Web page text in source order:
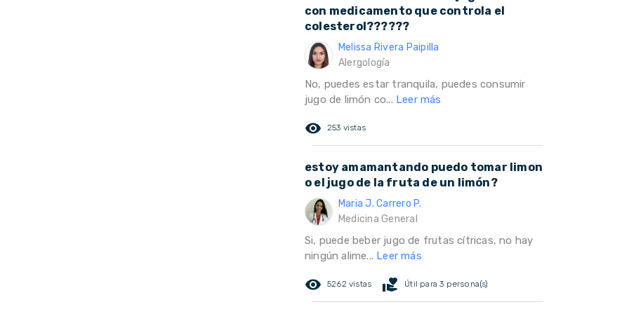
con medicamento que controla el
colesterol??????
Melissa Rivera Paipilla
Alergología
No, puedes estar tranquila, puedes consumir
jugo de limón co... Leer más
remove_red_eye 253 vistas
estoy amamantando puedo tomar limon
o el jugo de la fruta de un limón?
Maria J. Carrero P.
Medicina General
Si, puede beber jugo de frutas cítricas, no hay
ningún alime... Leer más
remove_red_eye 5262 vistas volunteer_activism Útil para 3 persona(s)